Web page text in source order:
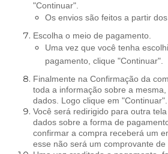
"Continuar".
Os envios são feitos a partir dos
Escolha o meio de pagamento.
Uma vez que você tenha
pagamento, clique "Continuar".
Finalmente na Confirmação da
toda a informação sobre a
dados. Logo clique em "Continuar".
Você será redirigido para outra
dados sobre a forma de
confirmar a compra receberá um
esse não será um comprovante de